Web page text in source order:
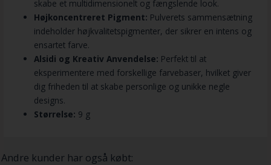
skabe et multidimensionelt og fængslende look.
Højkoncentreret Pigment: Pulverets sammensætning
indeholder højkvalitetspigmenter, der sikrer en intens og
ensartet farve.
Alsidi og Kreativ Anvendelse: Perfekt til at
eksperimentere med forskellige farvebaser, hvilket giver
dig friheden til at skabe personlige og unikke negle
designs.
Størrelse: 9 g
Andre kunder har også købt: